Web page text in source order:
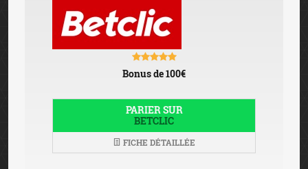
Bonus de 100€
PARIER SUR
BETCLIC
FICHE DÉTAILLÉE